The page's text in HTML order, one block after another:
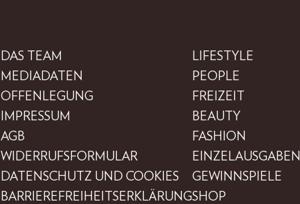
DAS TEAM
MEDIADATEN
OFFENLEGUNG
IMPRESSUM
AGB
WIDERRUFSFORMULAR
DATENSCHUTZ UND COOKIES
BARRIEREFREIHEITSERKLÄRUNG
LIFESTYLE
PEOPLE
FREIZEIT
BEAUTY
FASHION
EINZELAUSGABEN
GEWINNSPIELE
SHOP